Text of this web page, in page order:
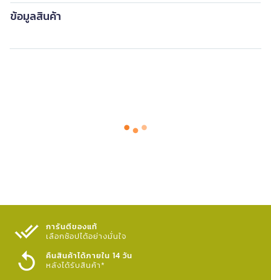
ข้อมูลสินค้า
การันตีของแท้
เลือกช้อปได้อย่างมั่นใจ​
คืนสินค้าได้ภายใน 14 วัน
หลังได้รับสินค้า*